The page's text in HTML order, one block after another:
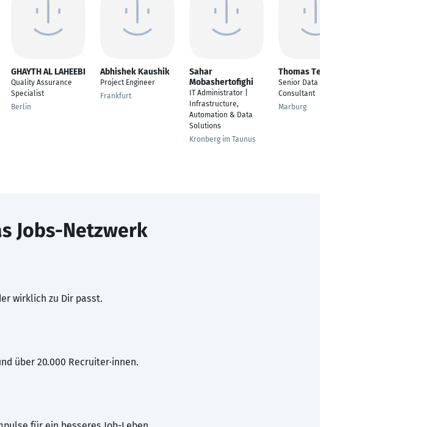
GHAYTH AL LAHEEBI
Quality Assurance
Specialist
Berlin
Abhishek Kaushik
Project Engineer
Frankfurt
Sahar
Mobashertofighi
IT Administrator |
Infrastructure,
Automation & Data
Solutions
Kronberg im Taunus
Thomas Tegtmeier
Senior Data Analytics
Consultant
Marburg
Jobs-Netzwerk
wirklich zu Dir passt.
über 20.000 Recruiter·innen.